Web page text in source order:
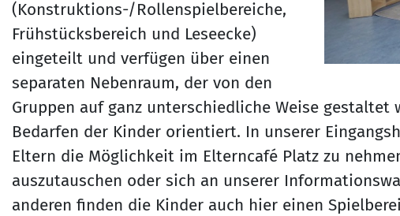
(Konstruktions-/Rollenspielbereiche,
Frühstücksbereich und Leseecke)
eingeteilt und verfügen über einen
separaten Nebenraum, der von den
Gruppen auf ganz unterschiedliche Weise gestaltet
Bedarfen der Kinder orientiert. In unserer
Eltern die Möglichkeit im Elterncafé Platz zu
auszutauschen oder sich an unserer
anderen finden die Kinder auch hier einen